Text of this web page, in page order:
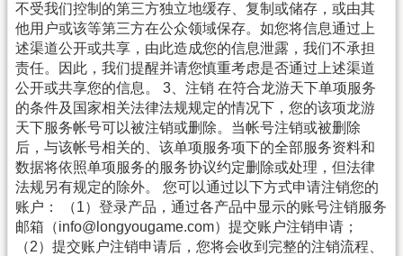
不受我们控制的第三方独立地缓存、复制或储存，或由其
他用户或该等第三方在公众领域保存。如您将信息通过上
述渠道公开或共享，由此造成您的信息泄露，我们不承担
责任。因此，我们提醒并请您慎重考虑是否通过上述渠道
公开或共享您的信息。 3、注销 在符合龙游天下单项服务
的条件及国家相关法律法规规定的情况下，您的该项龙游
天下服务帐号可以被注销或删除。当帐号注销或被删除
后，与该帐号相关的、该单项服务项下的全部服务资料和
数据将依照单项服务的服务协议约定删除或处理，但法律
法规另有规定的除外。 您可以通过以下方式申请注销您的
账户： （1）登录产品，通过各产品中显示的账号注销服务
邮箱（info@longyougame.com）提交账户注销申请；
（2）提交账户注销申请后，您将会收到完整的注销流程、